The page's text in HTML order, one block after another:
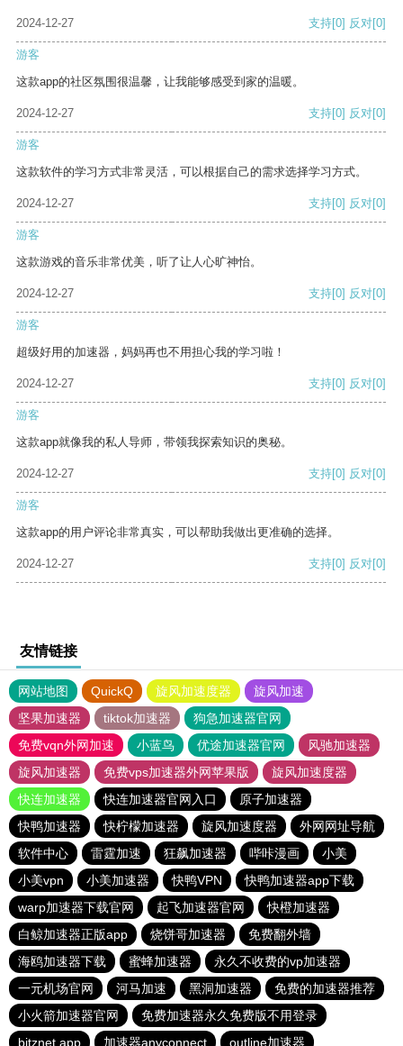
2024-12-27 支持[0] 反对[0]
游客
这款app的社区氛围很温馨，让我能够感受到家的温暖。
2024-12-27 支持[0] 反对[0]
游客
这款软件的学习方式非常灵活，可以根据自己的需求选择学习方式。
2024-12-27 支持[0] 反对[0]
游客
这款游戏的音乐非常优美，听了让人心旷神怡。
2024-12-27 支持[0] 反对[0]
游客
超级好用的加速器，妈妈再也不用担心我的学习啦！
2024-12-27 支持[0] 反对[0]
游客
这款app就像我的私人导师，带领我探索知识的奥秘。
2024-12-27 支持[0] 反对[0]
游客
这款app的用户评论非常真实，可以帮助我做出更准确的选择。
2024-12-27 支持[0] 反对[0]
友情链接
网站地图 QuickQ 旋风加速度器
旋风加速
坚果加速器
tiktok加速器
狗急加速器官网
免费vqn外网加速
小蓝鸟 优途加速器官网
风驰加速器
旋风加速器
免费vps加速器外网苹果版
旋风加速度器
快连加速器
快连加速器官网入口
原子加速器
快鸭加速器
快柠檬加速器 旋风加速度器
外网网址导航
软件中心
雷霆加速 狂飙加速器 哔咔漫画
小美
小美vpn
小美加速器 快鸭VPN
快鸭加速器app下载
warp加速器下载官网
起飞加速器官网
快橙加速器
白鲸加速器正版app
烧饼哥加速器
免费翻外墙
海鸥加速器下载
蜜蜂加速器
永久不收费的vp加速器
一元机场官网
河马加速 黑洞加速器
免费的加速器推荐
小火箭加速器官网
免费加速器永久免费版不用登录
bitznet.app
加速器anyconnect outline加速器